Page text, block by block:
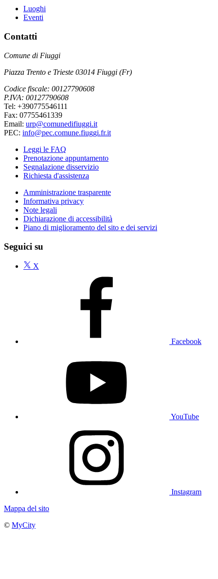
Luoghi
Eventi
Contatti
Comune di Fiuggi
Piazza Trento e Trieste 03014 Fiuggi (Fr)
Codice fiscale: 00127790608
P.IVA: 00127790608
Tel: +390775546111
Fax: 07755461339
Email: urp@comunedifiuggi.it
PEC: info@pec.comune.fiuggi.fr.it
Leggi le FAQ
Prenotazione appuntamento
Segnalazione disservizio
Richiesta d'assistenza
Amministrazione trasparente
Informativa privacy
Note legali
Dichiarazione di accessibilità
Piano di miglioramento del sito e dei servizi
Seguici su
X
Facebook
YouTube
Instagram
Mappa del sito
© MyCity